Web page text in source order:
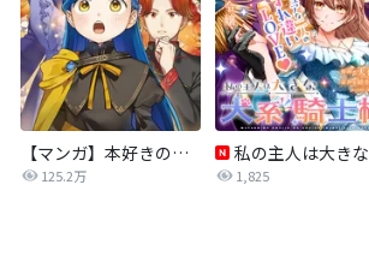
【マンガ】本好きの下剋上 第四部
125.2万 1,825